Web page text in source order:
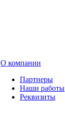
О компании
Партнеры
Наши работы
Реквизиты